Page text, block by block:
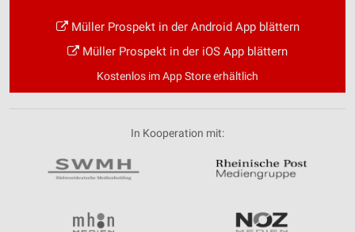
Müller Prospekt in der Android App blättern
Müller Prospekt in der iOS App blättern
Kostenlos im App Store erhältlich
In Kooperation mit: